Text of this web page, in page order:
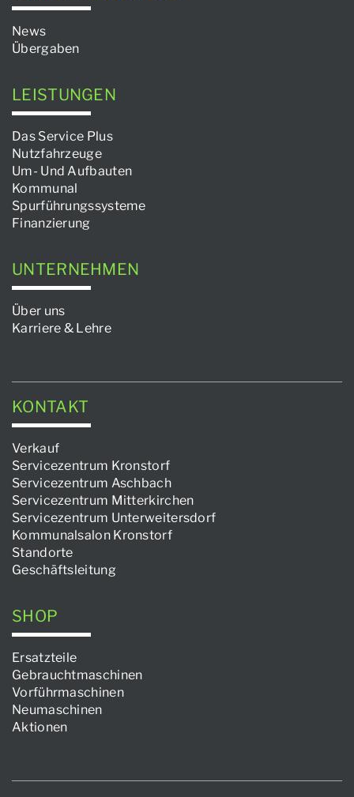
News
Übergaben
LEISTUNGEN
Das Service Plus
Nutzfahrzeuge
Um- Und Aufbauten
Kommunal
Spurführungssysteme
Finanzierung
UNTERNEHMEN
Über uns
Karriere & Lehre
KONTAKT
Verkauf
Servicezentrum Kronstorf
Servicezentrum Aschbach
Servicezentrum Mitterkirchen
Servicezentrum Unterweitersdorf
Kommunalsalon Kronstorf
Standorte
Geschäftsleitung
SHOP
Ersatzteile
Gebrauchtmaschinen
Vorführmaschinen
Neumaschinen
Aktionen